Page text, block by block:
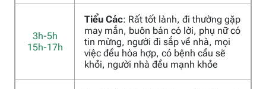
3h-5h
15h-17h
Tiểu Các: Rất tốt lành, đi thường gặp
may mắn, buôn bán có lời, phụ nữ có
tin mừng, người đi sắp về nhà, mọi
việc đều hòa hợp, có bệnh cầu sẽ
khỏi, người nhà đều mạnh khỏe